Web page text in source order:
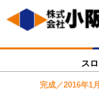
ス
完成／2016年1